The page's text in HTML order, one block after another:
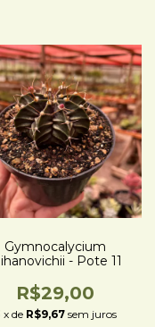
Gymnocalycium
- Pote 11
R$29,00
x de R$9,67 sem juros